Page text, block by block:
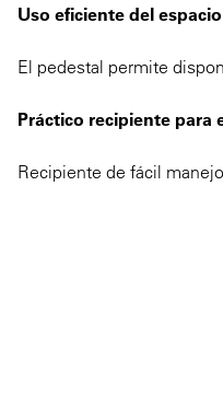
Uso eficiente del espacio
El pedestal permite
Práctico recipiente para
Recipiente de fácil